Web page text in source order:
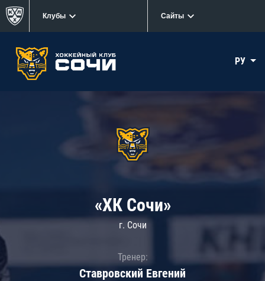
Клубы Сайты
РУ
«ХК Сочи»
г. Сочи
Тренер:
Ставровский Евгений